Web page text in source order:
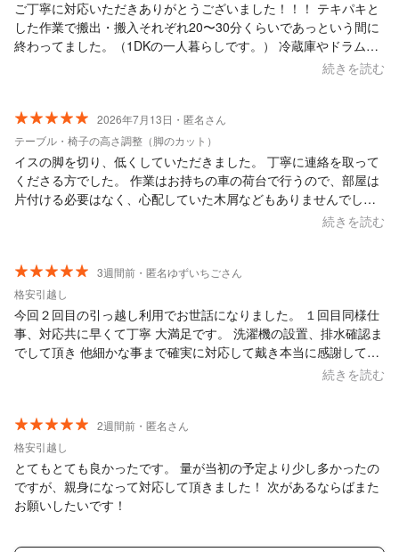
ご丁寧に対応いただきありがとうございました！！！ テキパキと
した作業で搬出・搬入それぞれ20〜30分くらいであっという間に
終わってました。（1DKの一人暮らしです。） 冷蔵庫やドラム式
洗濯機、40型テレビ、幅120cmの昇降デスクなどの大型家電もし
が緩んでるところの締め付けも行ってくださり、値段以上の満足
度があります！！！ 何かと引越しを行なっているため、また機会
があればお願いしたいと思います。本当にありがとうございまし
た！！
続きを読む
2026年7月13日・匿名さん
テーブル・椅子の高さ調整（脚のカット）
イスの脚を切り、低くしていただきました。 丁寧に連絡を取って
くださる方でした。 作業はお持ちの車の荷台で行うので、部屋は
片付ける必要はなく、心配していた木屑などもありませんでし
た。 低いイスは座りやすいです。思い切って頼んでよかったで
続きを読む
3週間前・匿名ゆずいちごさん
格安引越し
今回２回目の引っ越し利用でお世話になりました。 １回目同様仕
事、対応共に早くて丁寧 大満足です。 洗濯機の設置、排水確認ま
でして頂き 他細かな事まで確実に対応して戴き本当に感謝してま
続きを読む
2週間前・匿名さん
格安引越し
とてもとても良かったです。 量が当初の予定より少し多かったの
ですが、親身になって対応して頂きました！ 次があるならばまた
お願いしたいです！